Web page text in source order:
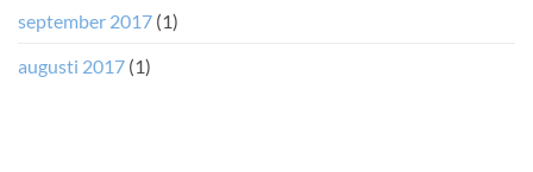
september 2017 (1)
augusti 2017 (1)